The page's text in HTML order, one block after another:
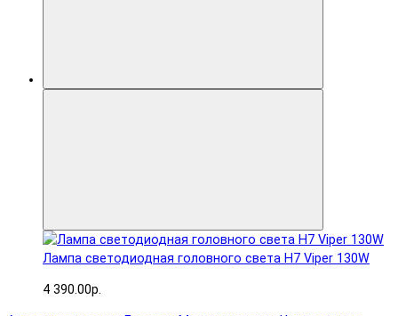
Лампа светодиодная головного света H7 Viper 130W
4 390.00р.